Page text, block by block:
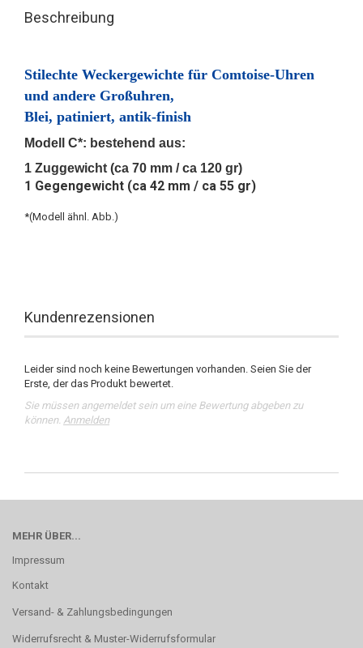
Beschreibung
Stilechte Weckergewichte für Comtoise-Uhren
und andere Großuhren,
Blei, patiniert, antik-finish
Modell C*: bestehend aus:
1 Zuggewicht (ca 70 mm / ca 120 gr)
1 Gegengewicht (ca 42 mm / ca 55 gr)
*(Modell ähnl. Abb.)
Kundenrezensionen
Leider sind noch keine Bewertungen vorhanden. Seien Sie der
Erste, der das Produkt bewertet.
Sie müssen angemeldet sein um eine Bewertung abgeben zu
können. Anmelden
MEHR ÜBER...
Impressum
Kontakt
Versand- & Zahlungsbedingungen
Widerrufsrecht & Muster-Widerrufsformular